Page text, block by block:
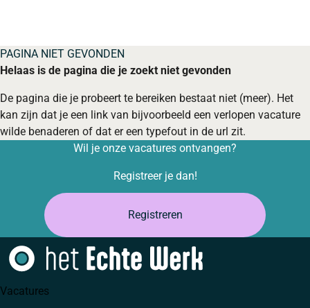
PAGINA NIET GEVONDEN
Helaas is de pagina die je zoekt niet gevonden
De pagina die je probeert te bereiken bestaat niet (meer). Het
kan zijn dat je een link van bijvoorbeeld een verlopen vacature
wilde benaderen of dat er een typefout in de url zit.
Wil je onze vacatures ontvangen?
Registreer je dan!
Registreren
Vacatures